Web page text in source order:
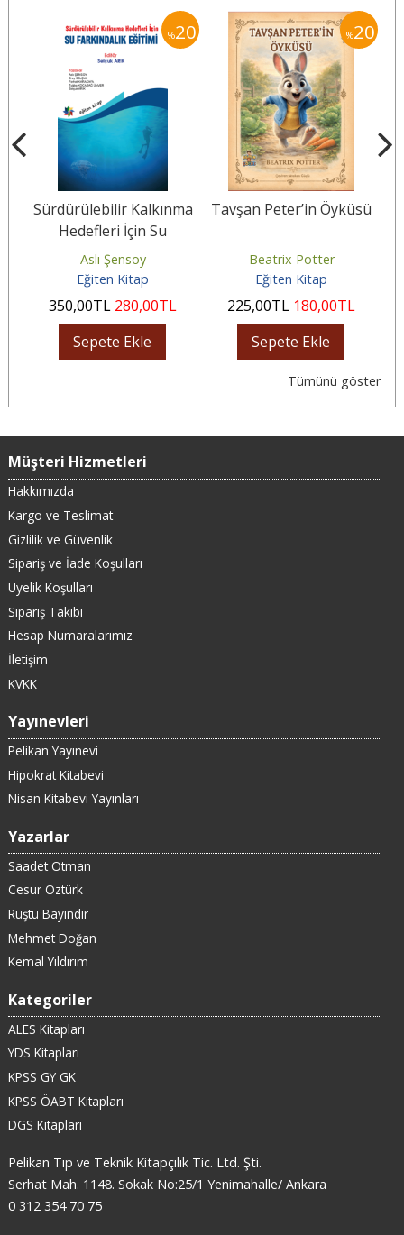
%20
Sürdürülebilir Kalkınma
Hedefleri İçin Su
Farkındalık Eğitimi
Aslı Şensoy
Eğiten Kitap
350,00TL 280,00TL
Sepete Ekle
%20
Tavşan Peter’in Öyküsü
Beatrix Potter
Eğiten Kitap
225,00TL 180,00TL
Sepete Ekle
Tümünü göster
Müşteri Hizmetleri
Hakkımızda
Kargo ve Teslimat
Gizlilik ve Güvenlik
Sipariş ve İade Koşulları
Üyelik Koşulları
Sipariş Takibi
Hesap Numaralarımız
İletişim
KVKK
Yayınevleri
Pelikan Yayınevi
Hipokrat Kitabevi
Nisan Kitabevi Yayınları
Yazarlar
Saadet Otman
Cesur Öztürk
Rüştü Bayındır
Mehmet Doğan
Kemal Yıldırım
Kategoriler
ALES Kitapları
YDS Kitapları
KPSS GY GK
KPSS ÖABT Kitapları
DGS Kitapları
Pelikan Tıp ve Teknik Kitapçılık Tic. Ltd. Şti.
Serhat Mah. 1148. Sokak No:25/1 Yenimahalle/ Ankara
0 312 354 70 75